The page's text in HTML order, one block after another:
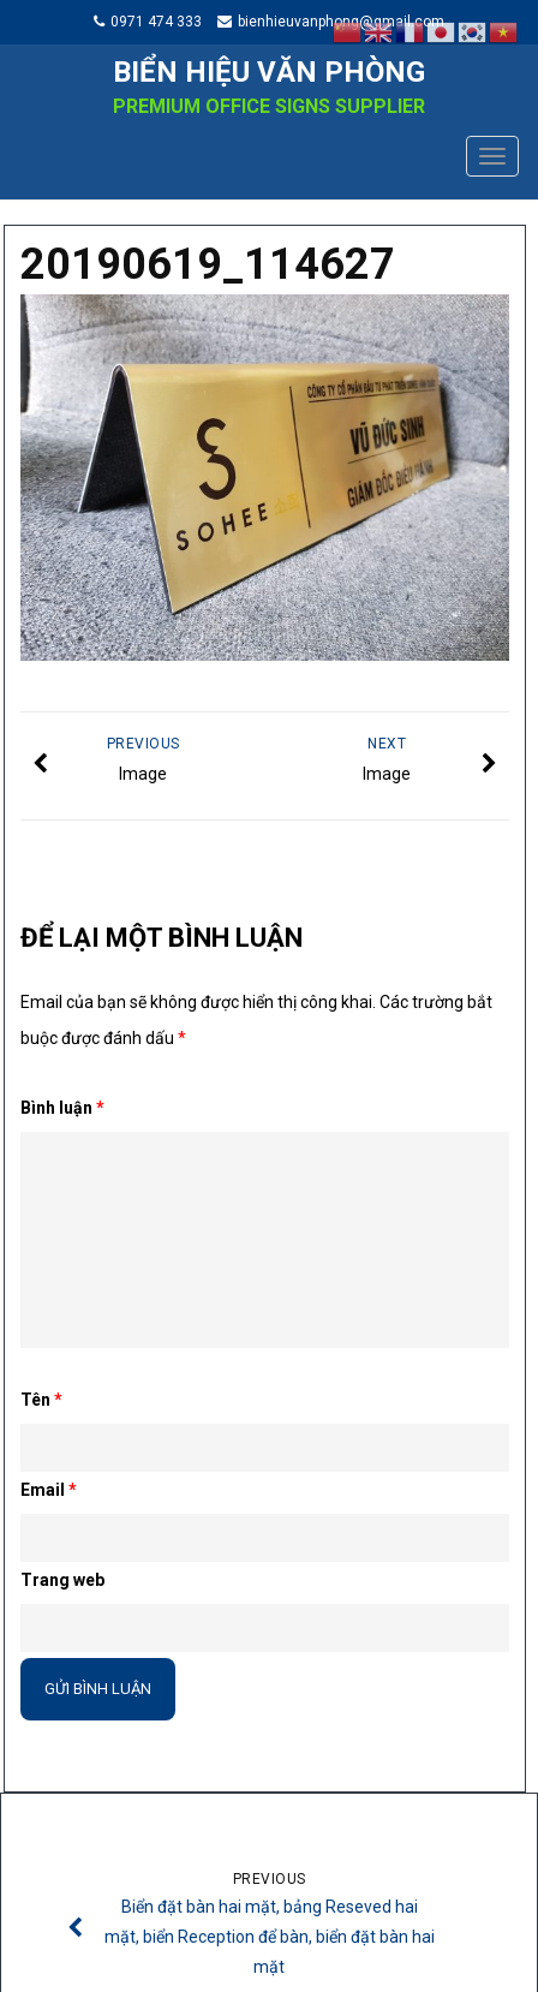
0971 474 333 bienhieuvanphong@gmail.com
BIỂN HIỆU VĂN PHÒNG
PREMIUM OFFICE SIGNS SUPPLIER
20190619_114627
NEXT
Image
PREVIOUS
Image
ĐỂ LẠI MỘT BÌNH LUẬN
Email của bạn sẽ không được hiển thị công khai. Các trường bắt
buộc được đánh dấu*
Bình luận*
Tên*
Email*
Trang web
PREVIOUS
Biển đặt bàn hai mặt, bảng Reseved hai
mặt, biển Reception để bàn, biển đặt bàn hai
mặt